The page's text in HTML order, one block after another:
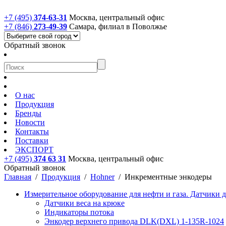
+7 (495) 374-63-31 Москва, центральный офис
+7 (846) 273-49-39 Самара, филиал в Поволжье
Обратный звонок
О нас
Продукция
Бренды
Новости
Контакты
Поставки
ЭКСПОРТ
+7 (495) 374 63 31 Москва, центральный офис
Обратный звонок
Главная / Продукция / Hohner/ Инкрементные энкодеры
Измерительное оборудование для нефти и газа. Датчики
Датчики веса на крюке
Индикаторы потока
Энкодер верхнего привода DLK(DXL) 1-135R-1024